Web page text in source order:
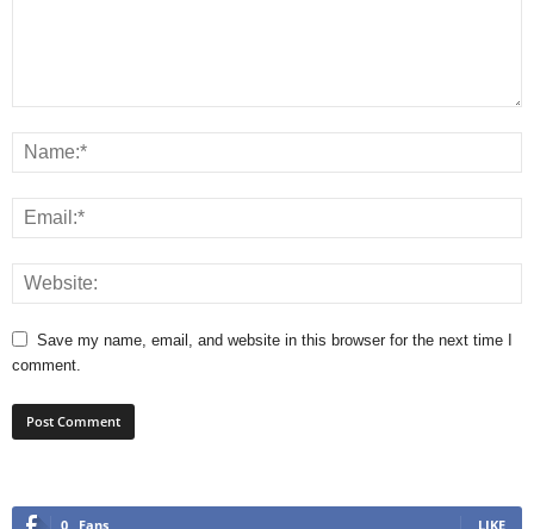
Save my name, email, and website in this browser for the next time I
comment.
0 Fans LIKE